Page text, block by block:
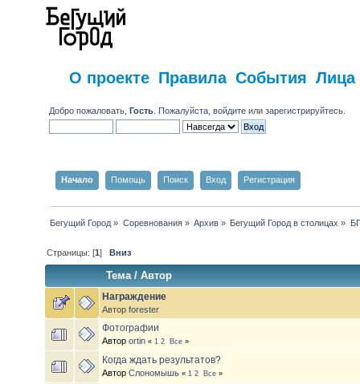
О проекте Правила События Лица
Добро пожаловать,Гость . Пожалуйста,войдите илизарегистрируйтесь
Начало Помощь Поиск Вход Регистрация
Бегущий Город » Соревнования» Архив » Бегущий Город в столицах »
Страницы: [1]Вниз
Тема/Автор
Награждение
Авторforester
Фотографии
Авторortin «1 2 Все »
Когда ждать результатов?
АвторСлономышь «1 2 Все »